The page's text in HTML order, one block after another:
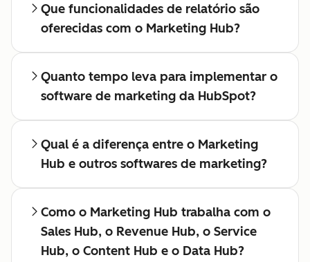
Que funcionalidades de relatório são
oferecidas com o Marketing Hub?
Quanto tempo leva para implementar o
software de marketing da HubSpot?
Qual é a diferença entre o Marketing
Hub e outros softwares de marketing?
Como o Marketing Hub trabalha com o
Sales Hub, o Revenue Hub, o Service
Hub, o Content Hub e o Data Hub?